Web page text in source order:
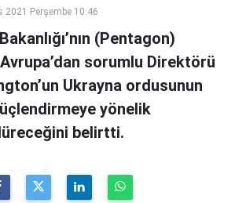
2021 Perşembe 10:46
(Pentagon)
sorumlu Direktörü
Ukrayna ordusunun
yönelik
belirtti.